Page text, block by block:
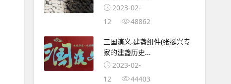
2023-02-
12
48862
三国演义.建盏组件(张挺兴专
家的建盏历史...
2023-02-
12
44403